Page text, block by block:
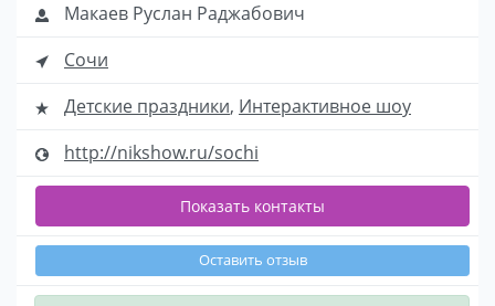
Макаев Руслан Раджабович
Сочи
Детские праздники, Интерактивное шоу
http://nikshow.ru/sochi
Показать контакты
Оставить отзыв